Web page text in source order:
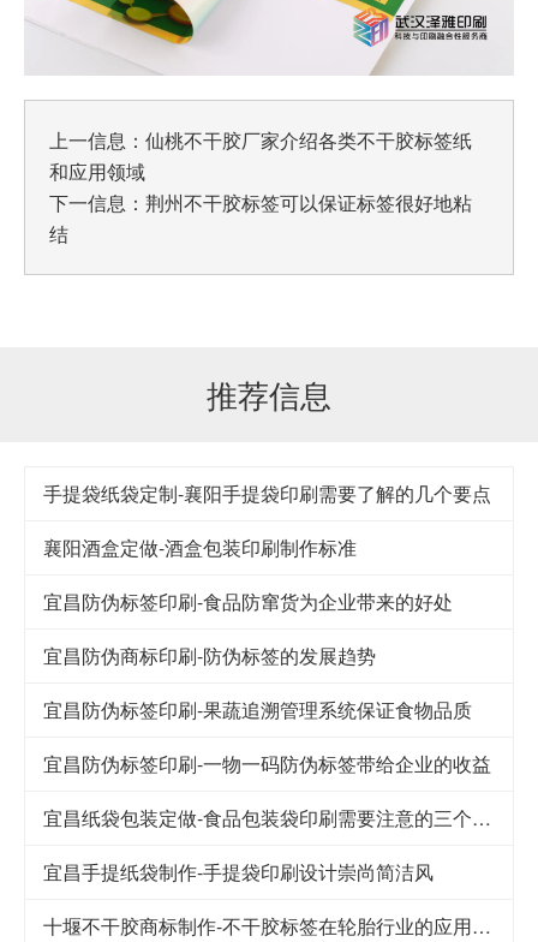
上一信息： 仙桃不干胶厂家介绍各类不干胶标签纸
和应用领域
下一信息： 荆州不干胶标签可以保证标签很好地粘
结
推荐信息
手提袋纸袋定制-襄阳手提袋印刷需要了解的几个要点
襄阳酒盒定做-酒盒包装印刷制作标准
宜昌防伪标签印刷-食品防窜货为企业带来的好处
宜昌防伪商标印刷-防伪标签的发展趋势
宜昌防伪标签印刷-果蔬追溯管理系统保证食物品质
宜昌防伪标签印刷-一物一码防伪标签带给企业的收益
宜昌纸袋包装定做-食品包装袋印刷需要注意的三个细节
宜昌手提纸袋制作-手提袋印刷设计崇尚简洁风
十堰不干胶商标制作-不干胶标签在轮胎行业的应用及其发展